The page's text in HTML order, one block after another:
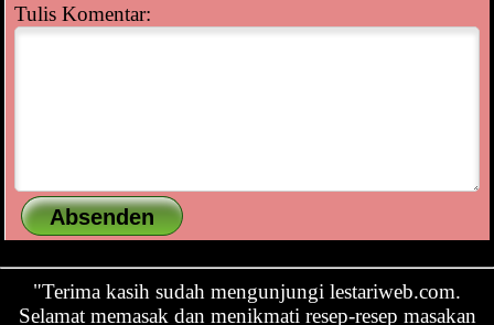
Tulis Komentar:
"Terima kasih sudah mengunjungi lestariweb.com.
Selamat memasak dan menikmati resep-resep masakan